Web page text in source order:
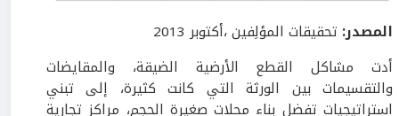
المصدر: تحقيقات المؤلِفين ،أكتوبر 2013
أدت مشاكل القطع الأرضية الضيقة، والمقايضات
والتقسيمات بين الورثة التي كانت كثيرة، إلى تبني
استراتيجيات تفضل بناء محلات صغيرة الحجم، مراكز تجارية